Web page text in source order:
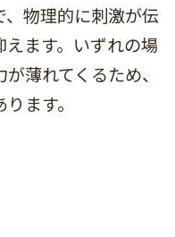
物理的に刺激が伝
ます。いずれの場
薄れてくるため、
ます。